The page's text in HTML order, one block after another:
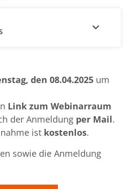
den 08.04.2025 um
Link zum Webinarraum
der Anmeldung per Mail.
ist kostenlos.
sowie die Anmeldung